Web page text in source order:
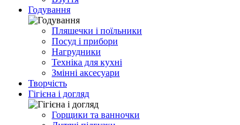
Годування
Пляшечки і поїльники
Посуд і прибори
Нагрудники
Техніка для кухні
Змінні аксесуари
Творчість
Гігієна і догляд
Горщики та ванночки